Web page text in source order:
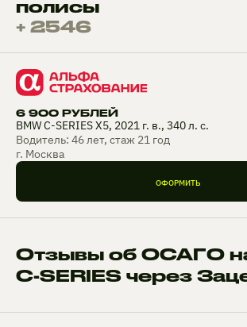
полисы
+ 2546
6 900 РУБЛЕЙ
BMW C-SERIES X5, 2021 г. в., 340 л. с.
Водитель: 46 лет, стаж 21 год
г. Москва
ОФОРМИТЬ
Отзывы об ОСАГО
C-SERIES через